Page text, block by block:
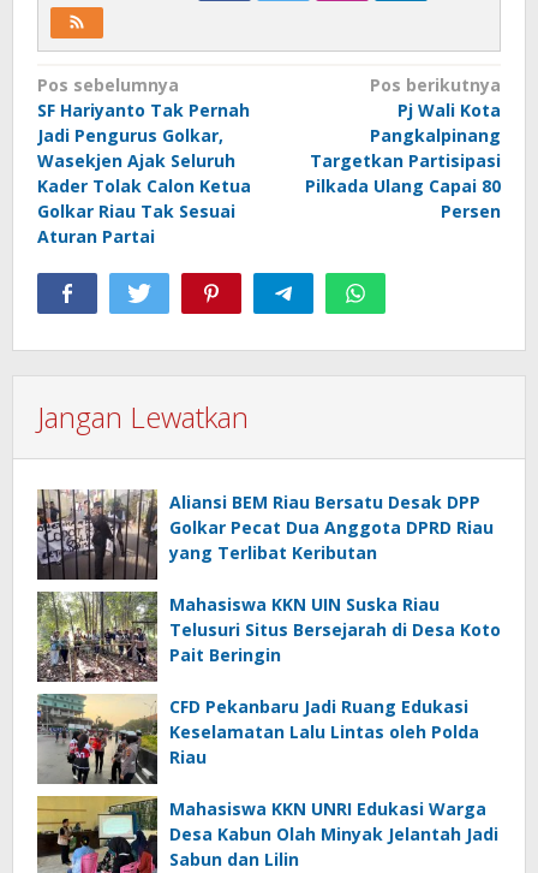
Navigasi
pos
Pos sebelumnya
SF Hariyanto Tak Pernah
Jadi Pengurus Golkar,
Wasekjen Ajak Seluruh
Kader Tolak Calon Ketua
Golkar Riau Tak Sesuai
Aturan Partai
Pos berikutnya
Pj Wali Kota
Pangkalpinang
Targetkan Partisipasi
Pilkada Ulang Capai 80
Persen
Jangan Lewatkan
Aliansi BEM Riau Bersatu Desak DPP
Golkar Pecat Dua Anggota DPRD Riau
yang Terlibat Keributan
Mahasiswa KKN UIN Suska Riau
Telusuri Situs Bersejarah di Desa Koto
Pait Beringin
CFD Pekanbaru Jadi Ruang Edukasi
Keselamatan Lalu Lintas oleh Polda
Riau
Mahasiswa KKN UNRI Edukasi Warga
Desa Kabun Olah Minyak Jelantah Jadi
Sabun dan Lilin